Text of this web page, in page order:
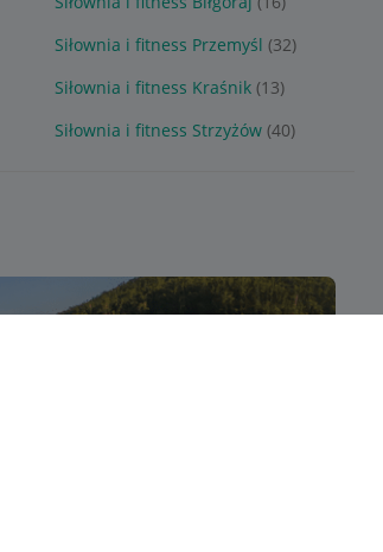
Siłownia i fitness Przemyśl (32)
Siłownia i fitness Kraśnik (13)
Siłownia i fitness Strzyżów (40)